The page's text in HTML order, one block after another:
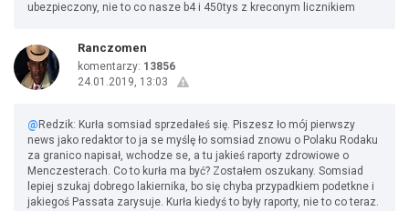
ubezpieczony, nie to co nasze b4 i 450tys z kreconym licznikiem
Ranczomen
komentarzy: 13856
24.01.2019, 13:03
@ Redzik: Kurła somsiad sprzedałeś się. Piszesz ło mój pierwszy
news jako redaktor to ja se myślę ło somsiad znowu o Polaku Rodaku
za granico napisał, wchodze se, a tu jakieś raporty zdrowiowe o
Menczesterach. Co to kurła ma być? Zostałem oszukany. Somsiad
lepiej szukaj dobrego lakiernika, bo się chyba przypadkiem podetkne i
jakiegoś Passata zarysuje. Kurła kiedyś to były raporty, nie to co teraz.